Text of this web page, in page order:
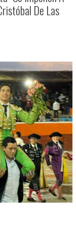
De Las